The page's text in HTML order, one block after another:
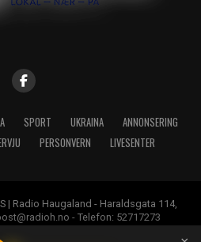
SPORT UKRAINA
ANNONSERING
PERSONVERN LIVESENTER
| Radio Haugaland - Haraldsgata 114,
- Telefon: 52717273